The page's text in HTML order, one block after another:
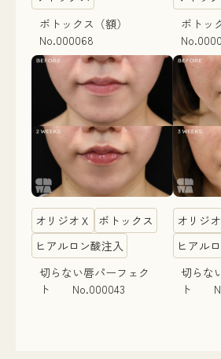
ボトックス（額）
No.000068
ボト
オリジオＸ
ボトックス
ヒアルロン酸注入
切らない唇パーフェク
ト No.000043
オリジ
ヒアル
切らな
ト